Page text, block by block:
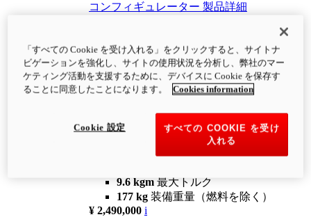
コンフィギュレーター 製品詳細
Hypermotard V2
120.4 hp最高出力
9.6 kgm最大トルク
180 kg装備重量（燃料を除く）
コンフィギュレーター 製品詳細
newV2 SP
Hypermotard V2 SP
9.6 kgm 最大トルク
177 kg 装備重量（燃料を除く）
¥ 2,490,000 i
「すべての Cookie を受け入れる」をクリックすると、サイトナ
ビゲーションを強化し、サイトの使用状況を分析し、弊社のマー
ケティング活動を支援するために、デバイスに Cookie を保存す
ることに同意したことになります。
Cookies information
すべての COOKIE を受け
入れる
Cookie 設定